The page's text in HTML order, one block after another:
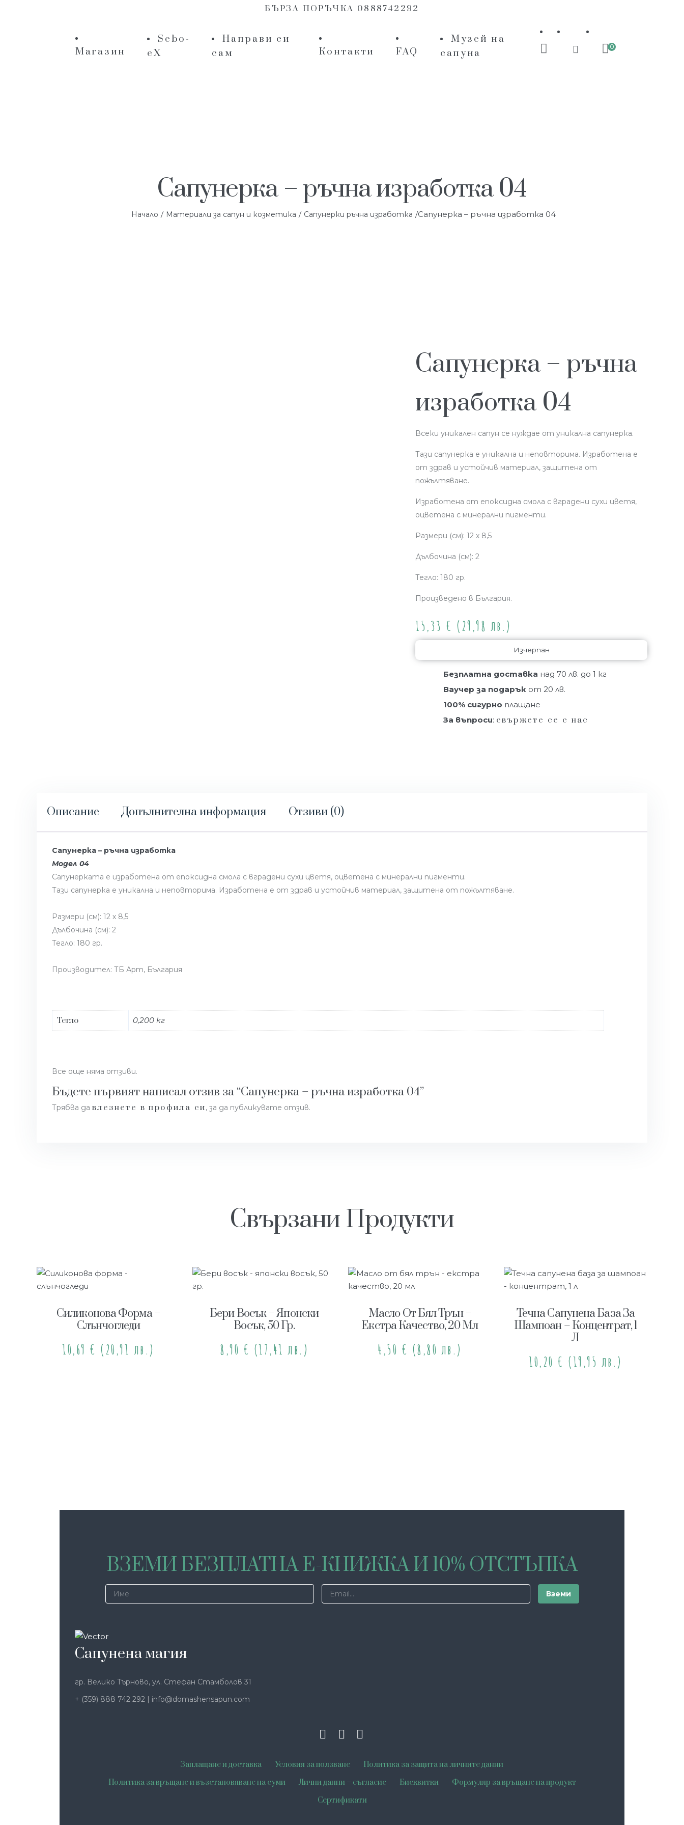
БЪРЗА ПОРЪЧКА 0888742292
Магазин
Sebo-
eX
Направи си
сам
Контакти FAQ
Музей на
сапуна
0
Сапунерка – ръчна изработка 04
Начало / Материали за сапун и козметика / Сапунерки ръчна изработка /Сапунерка – ръчна изработка 04
Сапунерка – ръчна
изработка 04
Всеки уникален сапун се нуждае от уникална сапунерка.
Тази сапунерка е уникална и неповторима. Изработена е
от здрав и устойчив материал, защитена от
пожълтяване.
Изработена от епоксидна смола с вградени сухи цветя,
оцветена с минерални пигменти.
Размери (см): 12 х 8,5
Дълбочина (см): 2
Тегло: 180 гр.
Произведено в България.
15,33 € (29,98 лв.)
Изчерпан
Безплатна доставка над 70 лв. до 1 кг
Ваучер за подарък от 20 лв.
100% сигурно плащане
За въпроси: свържете се с нас
Описание Допълнителна информация Отзиви (0)
Сапунерка – ръчна изработка
Модел 04
Сапунерката е изработена от епоксидна смола с вградени сухи цветя, оцветена с минерални пигменти.
Тази сапунерка е уникална и неповторима. Изработена е от здрав и устойчив материал, защитена от пожълтяване.
Размери (см): 12 х 8,5
Дълбочина (см): 2
Тегло: 180 гр.
Производител: ТБ Арт, България
Тегло 0,200 кг
Все още няма отзиви.
Бъдете първият написал отзив за “Сапунерка – ръчна изработка 04”
Трябва да влезнете в профила си, за да публикувате отзив.
Свързани Продукти
Силиконова Форма –
Слънчогледи
10,69 € (20,91 лв.)
Бери Восък – Японски
Восък, 50 Гр.
8,90 € (17,41 лв.)
Масло От Бял Трън –
Екстра Качество, 20 Мл
4,50 € (8,80 лв.)
Течна Сапунена База За
Шампоан – Концентрат, 1
Л
10,20 € (19,95 лв.)
ВЗЕМИ БЕЗПЛАТНА Е-КНИЖКА И 10% ОТСТЪПКА
Сапунена магия
гр. Велико Търново, ул. Стефан Стамболов 31
+ (359) 888 742 292 | info@domashensapun.com
Заплащане и доставка Условия за ползване
Политика за защита на личните данни
Политика за връщане и възстановяване на суми
Лични данни – съгласие Бисквитки
Формуляр за връщане на продукт
Сертификати